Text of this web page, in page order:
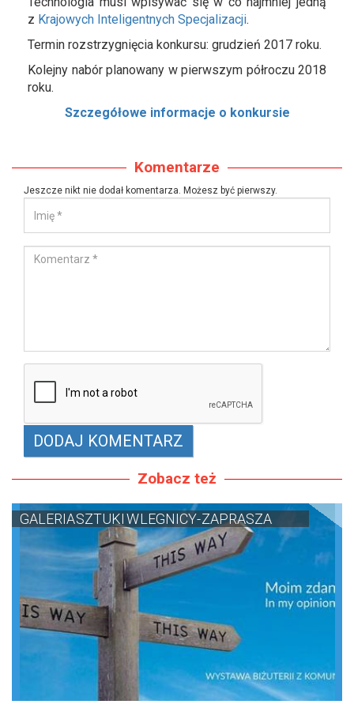
z Krajowych Inteligentnych Specjalizacji.
Termin rozstrzygnięcia konkursu: grudzień 2017 roku.
Kolejny nabór planowany w pierwszym półroczu 2018
roku.
Szczegółowe informacje o konkursie
Komentarze
Jeszcze nikt nie dodał komentarza. Możesz być pierwszy.
Zobacz też
GALERIA SZTUKI W LEGNICY- ZAPRASZA